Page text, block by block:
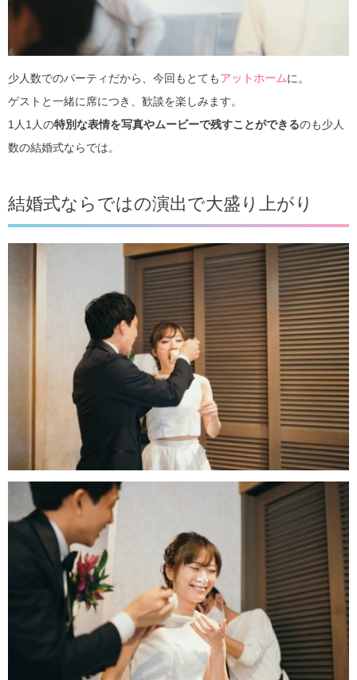
少人数でのパーティだから、今回もとてもアットホームに。
ゲストと一緒に席につき、歓談を楽しみます。
1人1人の特別な表情を写真やムービーで残すことができるのも少人
数の結婚式ならでは。
結婚式ならではの演出で大盛り上がり